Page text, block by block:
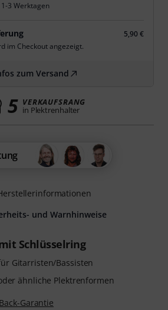
Schlüsselring
Gitarristen/Bassisten
ähnliche Plektrenformen
Garantie
3 Werktagen
5,90 €
im Checkout angezeigt.
zum Versand
5 VERKAUFSRANG
in Plektrenhalter
und Warnhinweise